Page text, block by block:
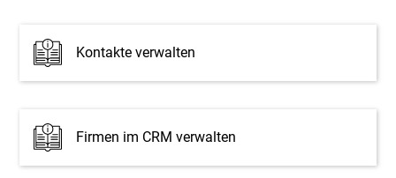
Kontakte verwalten
Firmen im CRM verwalten